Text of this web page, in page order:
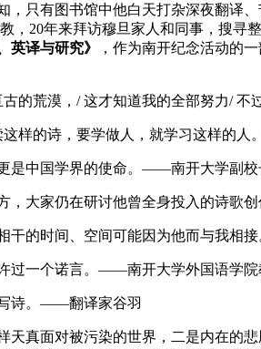
只有图书馆中他白天打杂深夜翻译
20年来拜访穆旦家人和同事，搜
译与研究》 ，作为南开纪念活动的
的荒漠，/ 这才知道我的全部努力/
样的诗，要学做人，就学习这样的
是中国学界的使命。——南开大学副校
，大家仍在研讨他曾全身投入的诗
干的时间、空间可能因为他而与我
过一个诺言。——南开大学外国语学院
诗。——翻译家谷羽
天真面对被污染的世界，二是内在